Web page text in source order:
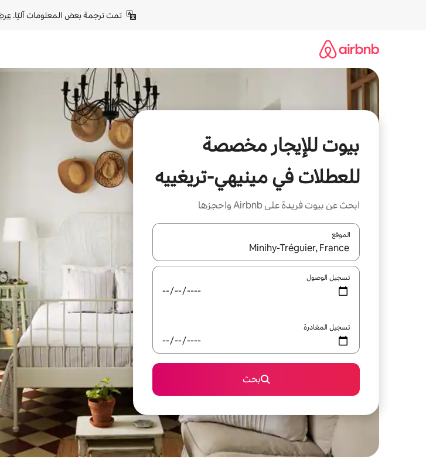
تمت ترجمة بعض المعلومات آليًا.
بيوت للإيجار مخصصة
للعطلات في مينيهي-تريغييه
ابحث عن بيوت فريدة على Airbnb واحجزها
الموقع
عند توفر النتائج، انتقل باستخدام السهمين لأعلى ولأسفل أو استكشف عن طريق اللمس أو السحب.
تسجيل الوصول
تسجيل المغادرة
بحث